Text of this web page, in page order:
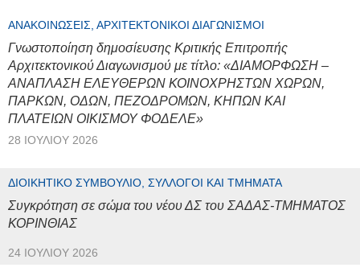
ΑΝΑΚΟΙΝΏΣΕΙΣ, ΑΡΧΙΤΕΚΤΟΝΙΚΟΊ ΔΙΑΓΩΝΙΣΜΟΊ
Γνωστοποίηση δημοσίευσης Κριτικής Επιτροπής
Αρχιτεκτονικού Διαγωνισμού με τίτλο: «ΔΙΑΜΟΡΦΩΣΗ –
ΑΝΑΠΛΑΣΗ ΕΛΕΥΘΕΡΩΝ ΚΟΙΝΟΧΡΗΣΤΩΝ ΧΩΡΩΝ,
ΠΑΡΚΩΝ, ΟΔΩΝ, ΠΕΖΟΔΡΟΜΩΝ, ΚΗΠΩΝ ΚΑΙ
ΠΛΑΤΕΙΩΝ ΟΙΚΙΣΜΟΥ ΦΟΔΕΛΕ»
28 ΙΟΥΛΊΟΥ 2026
ΔΙΟΙΚΗΤΙΚΌ ΣΥΜΒΟΎΛΙΟ, ΣΎΛΛΟΓΟΙ ΚΑΙ ΤΜΉΜΑΤΑ
Συγκρότηση σε σώμα του νέου ΔΣ του ΣΑΔΑΣ-ΤΜΗΜΑΤΟΣ
ΚΟΡΙΝΘΙΑΣ
24 ΙΟΥΛΊΟΥ 2026